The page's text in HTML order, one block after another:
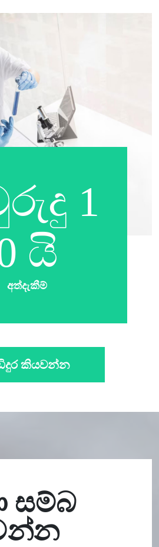
1
යි
අත්දැකීම්
කියවන්න
සම්බ